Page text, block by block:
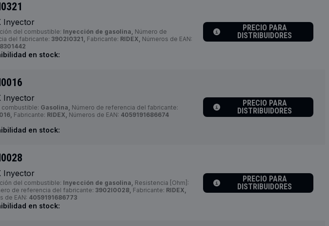
Inyector
del combustible: Inyección de gasolina, Número de
del fabricante: 3902I0321, Fabricante: RIDEX, Números de EAN:
en stock:
PRECIO PARA
DISTRIBUIDORES
Inyector
Gasolina, Número de referencia del fabricante:
Fabricante: RIDEX, Números de EAN: 4059191686674
en stock:
PRECIO PARA
DISTRIBUIDORES
Inyector
del combustible: Inyección de gasolina, Resistencia [Ohm]:
de referencia del fabricante: 3902I0028, Fabricante: RIDEX,
de EAN: 4059191686773
en stock:
PRECIO PARA
DISTRIBUIDORES